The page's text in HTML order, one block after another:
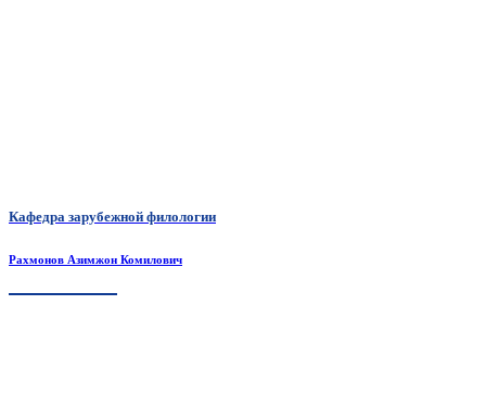
Кафедра зарубежной филологии
Рахмонов Азимжон Комилович